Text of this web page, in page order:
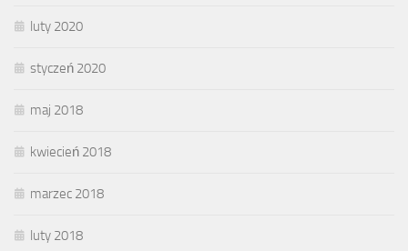
luty 2020
styczeń 2020
maj 2018
kwiecień 2018
marzec 2018
luty 2018